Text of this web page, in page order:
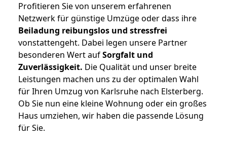
Profitieren Sie von unserem erfahrenen
Netzwerk für günstige Umzüge oder dass ihre
Beiladung reibungslos und stressfrei
vonstattengeht. Dabei legen unsere Partner
besonderen Wert aufSorgfalt und
Zuverlässigkeit. Die Qualität und unser breite
Leistungen machen uns zu der optimalen Wahl
für Ihren Umzug von Karlsruhe nach Elsterberg.
Ob Sie nun eine kleine Wohnung oder ein großes
Haus umziehen, wir haben die passende Lösung
für Sie.